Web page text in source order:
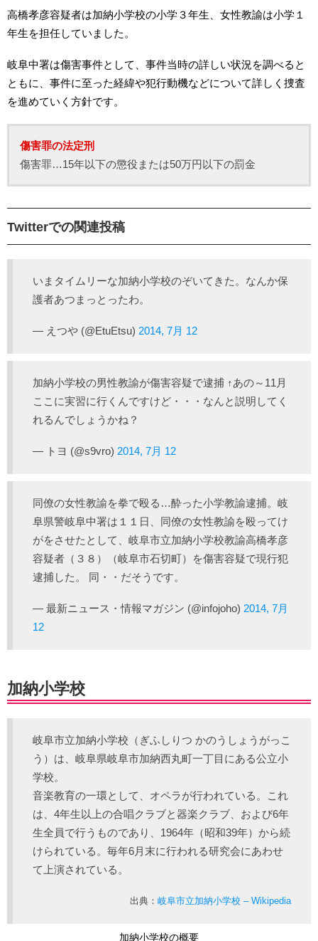
高橋孝彦容疑者は加納小学校の小学３年生、女性教諭は小学１
年生を担任していました。
岐阜中署は傷害事件として、事件当時の詳しい状況を調べると
ともに、事件に至った経緯や犯行動機などについて詳しく捜査
を進めていく方針です。
傷害罪の法定刑
傷害罪…15年以下の懲役または50万円以下の罰金
Twitterでの関連投稿
いまタイムリーな加納小学校のぞいてきた。なんか保
護者あつまっとったわ。
— えつや (@EtuEtsu) 2014, 7月 12
加納小学校の男性教諭が傷害容疑で逮捕 ↑あの～11月
ここに実習に行くんですけど・・・なんと説明してく
れるんでしょうかね？
— トヨ (@s9vro) 2014, 7月 12
同僚の女性教諭を拳で殴る…酔った小学教諭逮捕。岐
阜県警岐阜中署は１１日、同僚の女性教諭を殴ってけ
がをさせたとして、岐阜市立加納小学校教諭高橋孝彦
容疑者（３８）（岐阜市石切町）を傷害容疑で現行犯
逮捕した。 同・・だそうです。
— 最新ニュース・情報マガジン (@infojoho) 2014, 7月
12
加納小学校
岐阜市立加納小学校（ぎふしりつ かのうしょうがっこ
う）は、岐阜県岐阜市加納西丸町一丁目にある公立小
学校。
音楽教育の一環として、オペラが行われている。これ
は、4年生以上の合唱クラブと器楽クラブ、および6年
生全員で行うものであり、1964年（昭和39年）から続
けられている。毎年6月末に行われる研究会にあわせ
て上演されている。
出典： 岐阜市立加納小学校 – Wikipedia
加納小学校の概要